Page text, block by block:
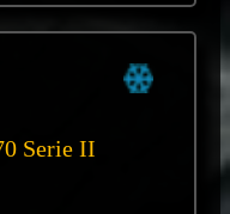
Serie II